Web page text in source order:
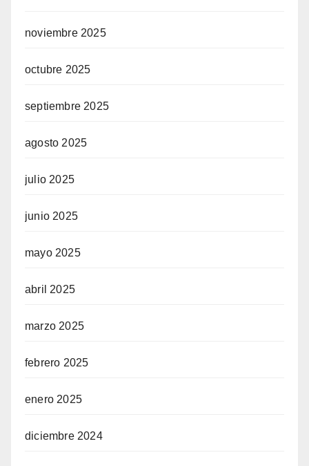
noviembre 2025
octubre 2025
septiembre 2025
agosto 2025
julio 2025
junio 2025
mayo 2025
abril 2025
marzo 2025
febrero 2025
enero 2025
diciembre 2024